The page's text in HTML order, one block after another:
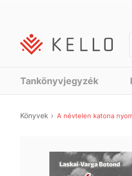
Tankönyvjegyzék
Könyvek A névtelen katona